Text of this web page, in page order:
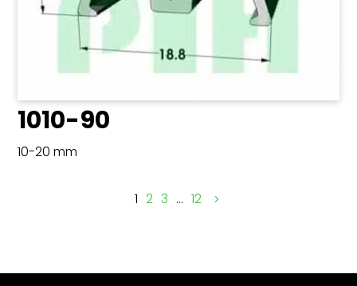
1010-90
10-20 mm
1 2 3 … 12